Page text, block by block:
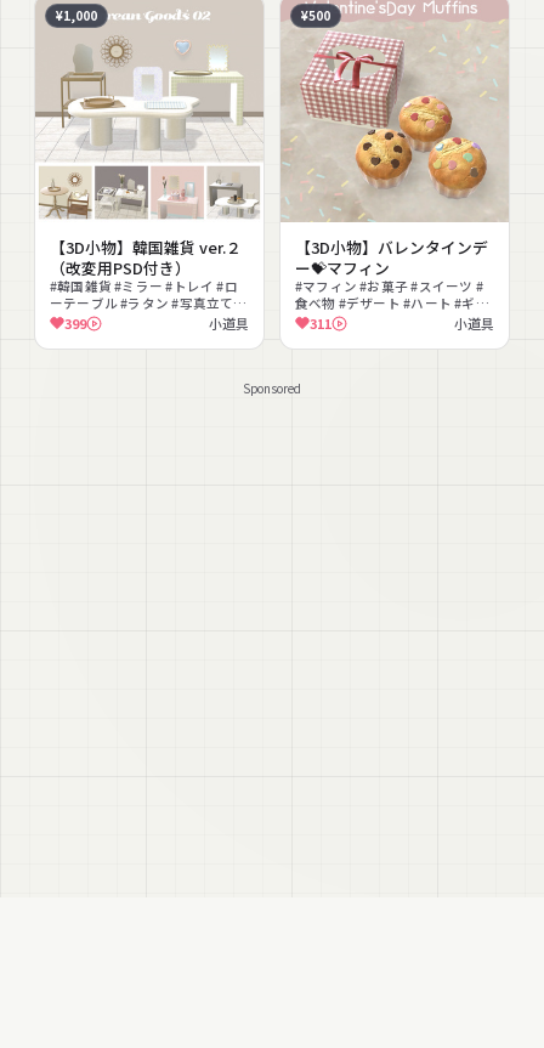
¥1,000
【3D小物】韓国雑貨 ver.２
（改変用PSD付き）
#韓国雑貨 #ミラー #トレイ #ロ
ーテーブル #ラタン #写真立て #
雑貨 #インテリア #韓国 #パステ
399 小道具
¥500
【3D小物】バレンタインデ
ー💝マフィン
#マフィン #お菓子 #スイーツ #
食べ物 #デザート #ハート #ギフ
トボックス #リボン #カフェ #プ
レゼント
311 小道具
Sponsored